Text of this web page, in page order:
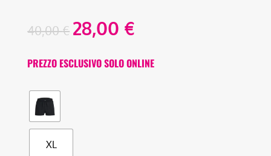
40,00€ 28,00 €
PREZZO ESCLUSIVO SOLO ONLINE
XL